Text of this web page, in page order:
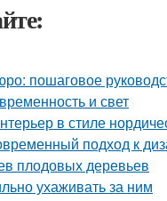
пошаговое
и свет
в стиле
подход к
плодовых деревьев
ухаживать за ним